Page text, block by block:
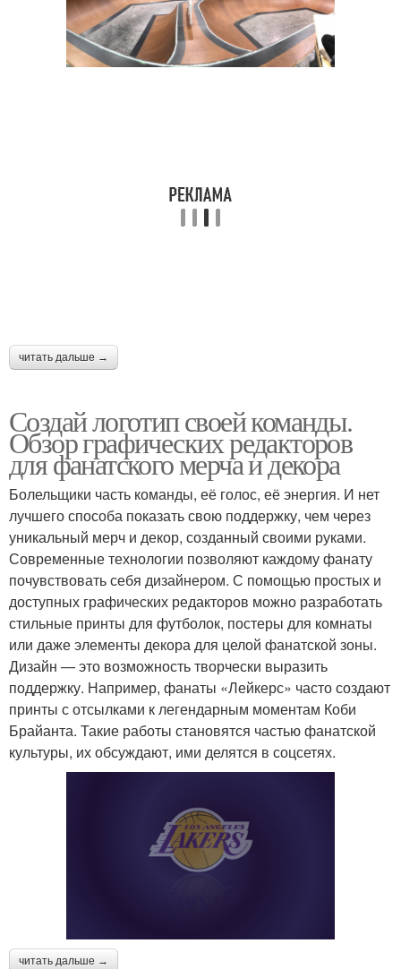
читать дальше →
Создай логотип своей команды.
Обзор графических редакторов
для фанатского мерча и декора
Болельщики часть команды, её голос, её энергия. И нет
лучшего способа показать свою поддержку, чем через
уникальный мерч и декор, созданный своими руками.
Современные технологии позволяют каждому фанату
почувствовать себя дизайнером. С помощью простых и
доступных графических редакторов можно разработать
стильные принты для футболок, постеры для комнаты
или даже элементы декора для целой фанатской зоны.
Дизайн — это возможность творчески выразить
поддержку. Например, фанаты «Лейкерс» часто создают
принты с отсылками к легендарным моментам Коби
Брайанта. Такие работы становятся частью фанатской
культуры, их обсуждают, ими делятся в соцсетях.
читать дальше →